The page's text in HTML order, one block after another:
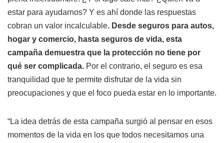
estar para ayudarnos? Y es ahí donde las respuestas
cobran un valor incalculable. Desde seguros para autos,
hogar y comercio, hasta seguros de vida, esta
campaña demuestra que la protección no tiene por
qué ser complicada. Por el contrario, el seguro es esa
tranquilidad que te permite disfrutar de la vida sin
preocupaciones y que el foco pueda estar en lo importante.
“La idea detrás de esta campaña surgió al pensar en esos
momentos de la vida en los que todos necesitamos una